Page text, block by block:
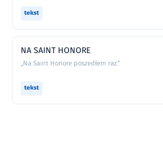
tekst
NA SAINT HONORE
„Na Saint Honore poszedłem raz.”
tekst